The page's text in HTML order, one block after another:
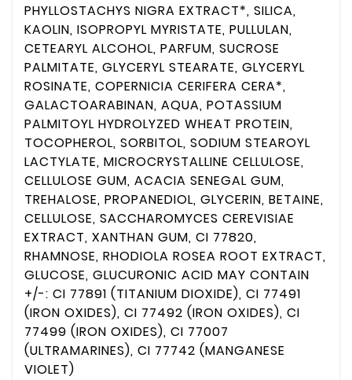
PHYLLOSTACHYS NIGRA EXTRACT*, SILICA,
KAOLIN, ISOPROPYL MYRISTATE, PULLULAN,
CETEARYL ALCOHOL, PARFUM, SUCROSE
PALMITATE, GLYCERYL STEARATE, GLYCERYL
ROSINATE, COPERNICIA CERIFERA CERA*,
GALACTOARABINAN, AQUA, POTASSIUM
PALMITOYL HYDROLYZED WHEAT PROTEIN,
TOCOPHEROL, SORBITOL, SODIUM STEAROYL
LACTYLATE, MICROCRYSTALLINE CELLULOSE,
CELLULOSE GUM, ACACIA SENEGAL GUM,
TREHALOSE, PROPANEDIOL, GLYCERIN, BETAINE,
CELLULOSE, SACCHAROMYCES CEREVISIAE
EXTRACT, XANTHAN GUM, CI 77820,
RHAMNOSE, RHODIOLA ROSEA ROOT EXTRACT,
GLUCOSE, GLUCURONIC ACID MAY CONTAIN
+/-: CI 77891 (TITANIUM DIOXIDE), CI 77491
(IRON OXIDES), CI 77492 (IRON OXIDES), CI
77499 (IRON OXIDES), CI 77007
(ULTRAMARINES), CI 77742 (MANGANESE
VIOLET)